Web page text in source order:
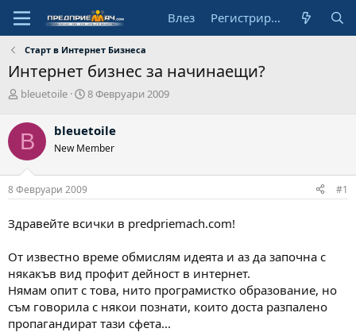
Влез Регистрирай се
Старт в Интернет Бизнеса
Интернет бизнес за начинаещи?
А
т
о
р
bleuetoile
Н
а
л
а
т
8 Февруари 2009
B bleuetoile
New Member
8 Февруари 2009 #1
Здравейте всички в predpriemach.com!
От известно време обмислям идеята и аз да започна с
някакъв вид профит дейност в интернет.
Нямам опит с това, нито програмистко образование, но
съм говорила с някои познати, които доста разпалено
пропагандират тази сфета...